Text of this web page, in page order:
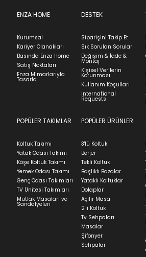
Stock moves super-fast. This
indication of where stock might
we can't guarantee it'll be there
içinde iade başvurusunda
Ürünü iade etmek için, orijinal
faturasıyla birlikte
İadenizin kabul edilmesi için,
görmemiş, kurulumunun
kullanılmamış olması
İade ve Değişim
Teslimat
Ev tekstili siparişlerinizin kargoya
ortalama 5-24 iş günüdür.
Yatak siparişlerinizin teslim süresi
ve ürünün stok durumuna göre
günüdür.
Panel ve Döşeme grubu ürün
süresi yaşadığınız şehre ve
göre ortalama 30-45 iş günüdür.
Siparişlerim bölümünden
Sıkça Sorulan
ENZA HOME
Kurumsal
Kariyer Olanakları
Basında Enza Home
Satış Noktaları
Enza Mimarlarıyla
Tasarla
DESTEK
Siparişini Takip Et
Sık Sorulan Sorular
Değişim & İade &
Montaj
Kişisel Verilerin
Korunması
Kullanım Koşulları
International
Requests
POPÜLER TAKIMLAR
Koltuk Takımı
Yatak Odası Takımı
Köşe Koltuk Takımı
Yemek Odası Takımı
Genç Odası Takımları
TV Ünitesi Takımları
Mutfak Masaları ve
Sandalyeleri
POPÜLER ÜRÜNLER
3'lü Koltuk
Berjer
Tekli Koltuk
Başlıklı Bazalar
Yataklı Koltuklar
Dolaplar
Açılır Masa
2'li Koltuk
Tv Sehpaları
Masalar
Şifonyer
Sehpalar